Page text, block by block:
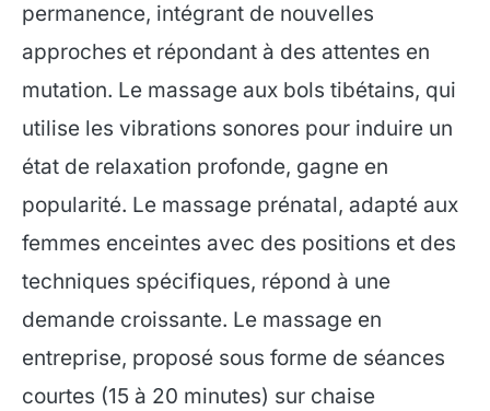
permanence, intégrant de nouvelles
approches et répondant à des attentes en
mutation. Le massage aux bols tibétains, qui
utilise les vibrations sonores pour induire un
état de relaxation profonde, gagne en
popularité. Le massage prénatal, adapté aux
femmes enceintes avec des positions et des
techniques spécifiques, répond à une
demande croissante. Le massage en
entreprise, proposé sous forme de séances
courtes (15 à 20 minutes) sur chaise